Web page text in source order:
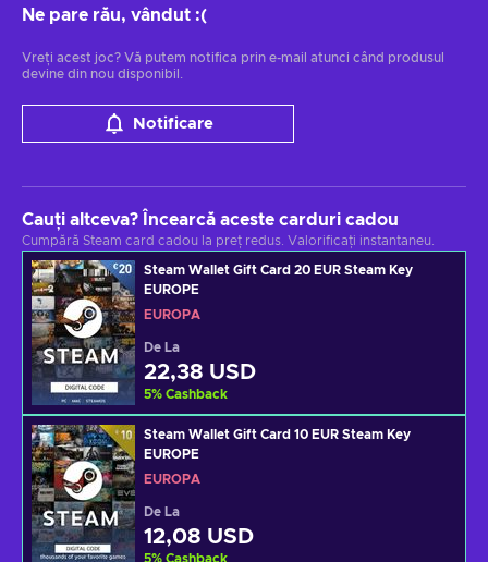
Ne pare rău, vândut :(
Vreți acest joc? Vă putem notifica prin e-mail atunci când produsul
devine din nou disponibil.
Notificare
Cauți altceva? Încearcă aceste carduri cadou
Cumpără Steam card cadou la preț redus. Valorificați instantaneu.
Steam Wallet Gift Card 20 EUR Steam Key
EUROPE
EUROPA
De La
22,38 USD
5% Cashback
Steam Wallet Gift Card 10 EUR Steam Key
EUROPE
EUROPA
De La
12,08 USD
5% Cashback